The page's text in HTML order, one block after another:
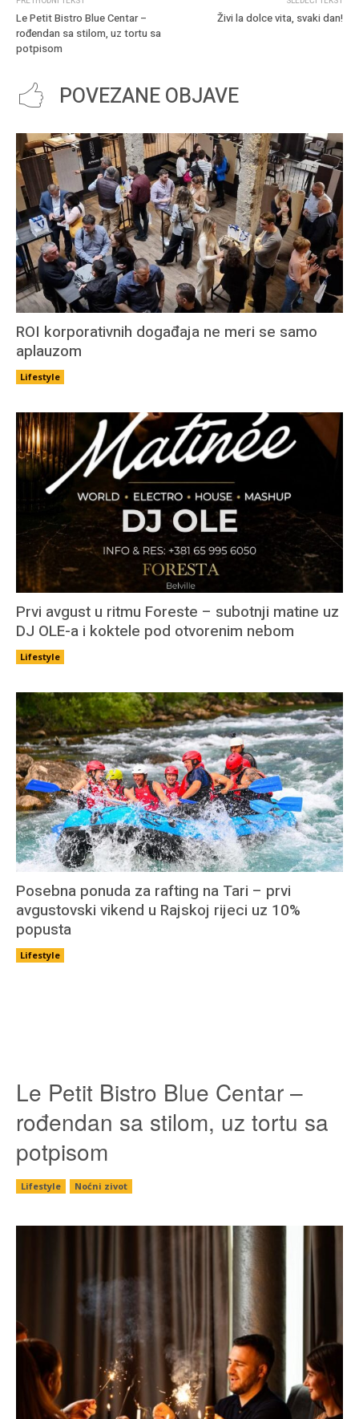
Le Petit Bistro Blue Centar –
rođendan sa stilom, uz tortu sa
potpisom
Živi la dolce vita, svaki dan!
POVEZANE OBJAVE
ROI korporativnih događaja ne meri se samo
aplauzom
Lifestyle
Prvi avgust u ritmu Foreste – subotnji matine uz
DJ OLE-a i koktele pod otvorenim nebom
Lifestyle
Posebna ponuda za rafting na Tari – prvi
avgustovski vikend u Rajskoj rijeci uz 10%
popusta
Lifestyle